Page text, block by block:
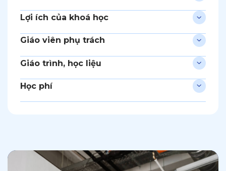
Lợi ích của khoá học
Giáo viên phụ trách
Giáo trình, học liệu
Học phí